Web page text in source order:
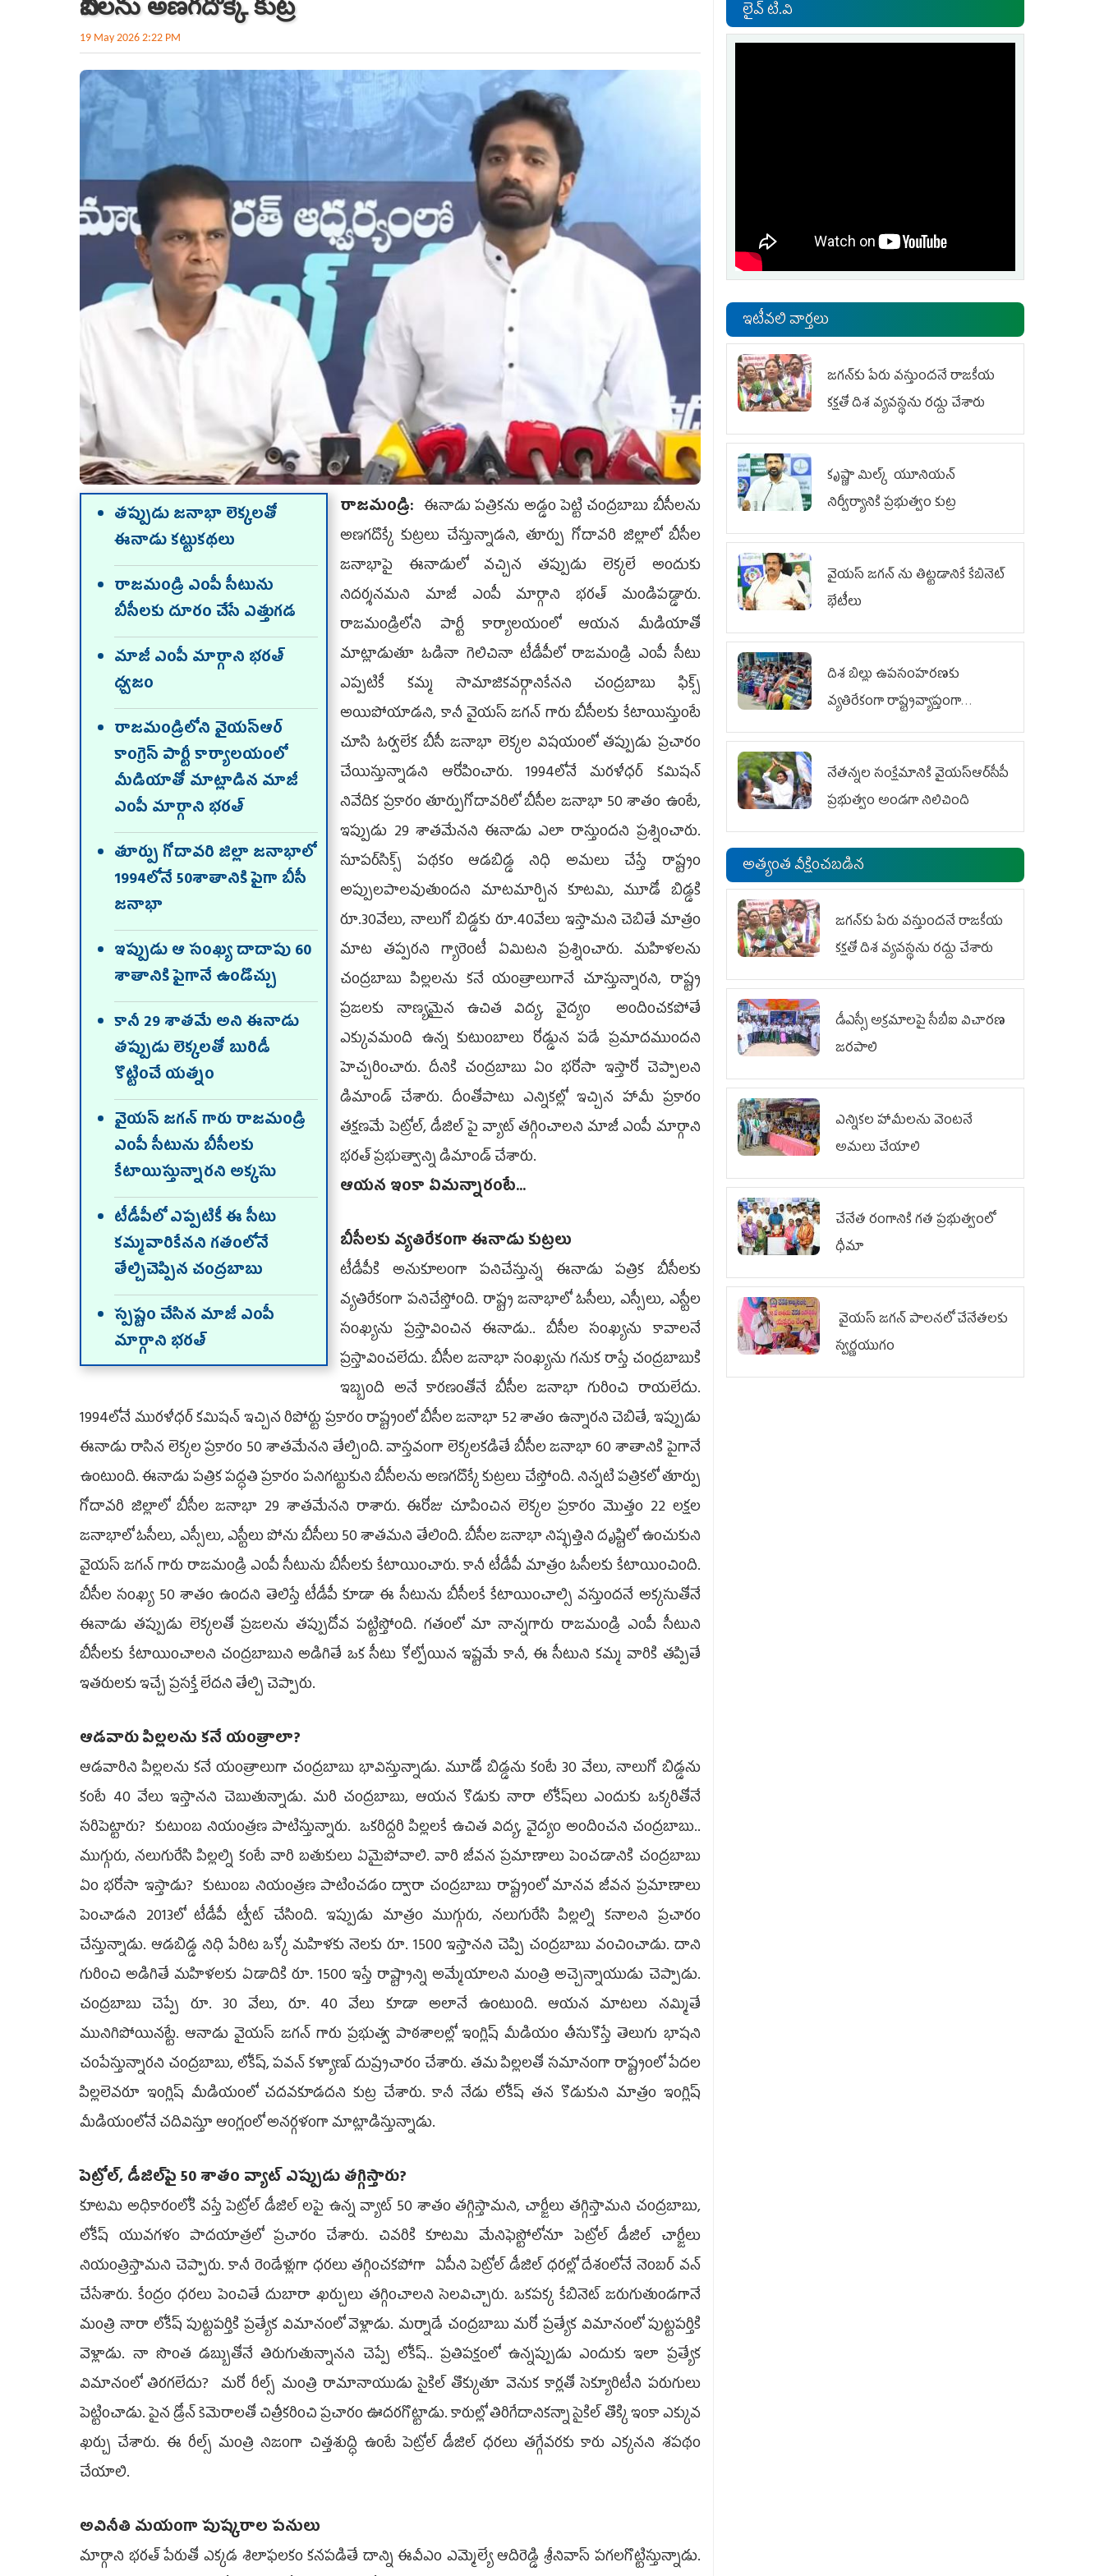
బీసీల‌ను అణ‌గదొక్కే కుట్ర‌
19 May 2026 2:22 PM
త‌ప్పుడు జ‌నాభా లెక్క‌ల‌తో
ఈనాడు క‌ట్టుక‌థ‌లు
రాజ‌మండ్రి ఎంపీ సీటును
బీసీల‌కు దూరం చేసే ఎత్తుగ‌డ‌
మాజీ ఎంపీ మార్గాని భ‌ర‌త్
ధ్వ‌జం
రాజ‌మండ్రిలోని వైయ‌స్ఆర్‌
కాంగ్రెస్ పార్టీ కార్యాల‌యంలో
మీడియాతో మాట్లాడిన మాజీ
ఎంపీ మార్గాని భ‌ర‌త్
తూర్పు గోదావ‌రి జిల్లా జనాభాలో
1994లోనే 50శాతానికి పైగా బీసీ
జ‌నాభా
ఇప్పుడు ఆ సంఖ్య దాదాపు 60
శాతానికి పైగానే ఉండొచ్చు
కానీ 29 శాత‌మే అని ఈనాడు
త‌ప్పుడు లెక్క‌ల‌తో బురిడీ
కొట్టించే య‌త్నం
వైయ‌స్ జ‌గ‌న్ గారు రాజ‌మండ్రి
ఎంపీ సీటును బీసీల‌కు
కేటాయిస్తున్నార‌ని అక్క‌సు
టీడీపీలో ఎప్ప‌టికీ ఈ సీటు
క‌మ్మ‌వారికేన‌ని గ‌తంలోనే
తేల్చిచెప్పిన చంద్ర‌బాబు
స్ప‌ష్టం చేసిన మాజీ ఎంపీ
మార్గాని భ‌ర‌త్
రాజ‌మండ్రి: ఈనాడు ప‌త్రిక‌ను అడ్డం పెట్టి చంద్ర‌బాబు బీసీల‌ను
అణ‌గదొక్కే కుట్ర‌లు చేస్తున్నాడ‌ని, తూర్పు గోదావ‌రి జిల్లాలో బీసీల
జ‌నాభాపై ఈనాడులో వ‌చ్చిన త‌ప్పుడు లెక్క‌లే అందుకు
నిద‌ర్శ‌న‌మ‌ని మాజీ ఎంపీ మార్గాని భ‌ర‌త్ మండిప‌డ్డారు.
రాజ‌మండ్రిలోని పార్టీ కార్యాల‌యంలో ఆయ‌న మీడియాతో
మాట్లాడుతూ ఓడినా గెలిచినా టీడీపీలో రాజ‌మండ్రి ఎంపీ సీటు
ఎప్ప‌టికీ క‌మ్మ సామాజిక‌వ‌ర్గానికేన‌ని చంద్ర‌బాబు ఫిక్స్
అయిపోయాడ‌ని, కానీ వైయ‌స్ జ‌గ‌న్ గారు బీసీల‌కు కేటాయిస్తుంటే
చూసి ఓర్వ‌లేక బీసీ జ‌నాభా లెక్క‌ల విష‌యంలో త‌ప్పుడు ప్ర‌చారం
చేయిస్తున్నాడ‌ని ఆరోపించారు. 1994లోనే మ‌రళీధ‌ర్ క‌మిష‌న్
నివేదిక ప్ర‌కారం తూర్పుగోదావ‌రిలో బీసీల జ‌నాభా 50 శాతం ఉంటే,
ఇప్పుడు 29 శాత‌మేన‌ని ఈనాడు ఎలా రాస్తుంద‌ని ప్ర‌శ్నించారు.
సూప‌ర్‌సిక్స్ ప‌థ‌కం ఆడ‌బిడ్డ నిధి అమ‌లు చేస్తే రాష్ట్రం
అప్పుల‌పాల‌వుతుంద‌ని మాట‌మార్చిన కూట‌మి, మూడో బిడ్డకి
రూ.30వేలు, నాలుగో బిడ్డ‌కు రూ.40వేలు ఇస్తామ‌ని చెబితే మాత్రం
మాట త‌ప్ప‌ర‌ని గ్యారెంటీ ఏమిట‌ని ప్ర‌శ్నించారు. మ‌హిళ‌ల‌ను
చంద్ర‌బాబు పిల్ల‌ల‌ను క‌నే యంత్రాలుగానే చూస్తున్నార‌ని, రాష్ట్ర
ప్ర‌జ‌ల‌కు నాణ్య‌మైన ఉచిత‌ విద్య‌, వైద్యం అందించ‌క‌పోతే
ఎక్కువ‌మంది ఉన్న కుటుంబాలు రోడ్డున పడే ప్ర‌మాద‌ముంద‌ని
హెచ్చ‌రించారు. దీనికి చంద్ర‌బాబు ఏం భ‌రోసా ఇస్తారో చెప్పాల‌ని
డిమాండ్ చేశారు. దీంతోపాటు ఎన్నిక‌ల్లో ఇచ్చిన హామీ ప్ర‌కారం
త‌క్ష‌ణ‌మే పెట్రోల్‌, డీజిల్ పై వ్యాట్ త‌గ్గించాల‌ని మాజీ ఎంపీ మార్గాని
భ‌ర‌త్ ప్ర‌భుత్వాన్ని డిమాండ్ చేశారు.
ఆయ‌న ఇంకా ఏమ‌న్నారంటే...
బీసీల‌కు వ్య‌తిరేకంగా ఈనాడు కుట్ర‌లు
టీడీపీకి అనుకూలంగా ప‌నిచేస్తున్న ఈనాడు ప‌త్రిక బీసీల‌కు
వ్య‌తిరేకంగా ప‌నిచేస్తోంది. రాష్ట్ర జ‌నాభాలో ఓసీలు, ఎస్సీలు, ఎస్టీల
సంఖ్య‌ను ప్ర‌స్తావించిన ఈనాడు.. బీసీల సంఖ్య‌ను కావాల‌నే
ప్ర‌స్తావించ‌లేదు. బీసీల జ‌నాభా సంఖ్య‌ను గ‌నుక రాస్తే చంద్ర‌బాబుకి
ఇబ్బంది అనే కార‌ణంతోనే బీసీల జ‌నాభా గురించి రాయ‌లేదు.
1994లోనే ముర‌ళీధ‌ర్ క‌మిష‌న్ ఇచ్చిన రిపోర్టు ప్ర‌కారం రాష్ట్రంలో బీసీల జ‌నాభా 52 శాతం ఉన్నార‌ని చెబితే, ఇప్పుడు
ఈనాడు రాసిన‌ లెక్క‌ల ప్ర‌కారం 50 శాత‌మేనని తేల్చింది. వాస్త‌వంగా లెక్క‌లక‌డితే బీసీల జ‌నాభా 60 శాతానికి పైగానే
ఉంటుంది. ఈనాడు పత్రిక ప‌ద్ధ‌తి ప్ర‌కారం ప‌నిగ‌ట్టుకుని బీసీల‌ను అణ‌గదొక్కే కుట్ర‌లు చేస్తోంది. నిన్న‌టి ప‌త్రిక‌లో తూర్పు
గోదావ‌రి జిల్లాలో బీసీల జ‌నాభా 29 శాత‌మేన‌ని రాశారు. ఈరోజు చూపించిన లెక్క‌ల ప్ర‌కారం మొత్తం 22 ల‌క్ష‌ల
జ‌నాభాలో ఓసీలు, ఎస్సీలు, ఎస్టీలు పోను బీసీలు 50 శాత‌మ‌ని తేలింది. బీసీల జ‌నాభా నిష్ఫ‌త్తిని దృష్టిలో ఉంచుకుని
వైయ‌స్ జ‌గ‌న్ గారు రాజ‌మండ్రి ఎంపీ సీటును బీసీల‌కు కేటాయించారు. కానీ టీడీపీ మాత్రం ఓసీల‌కు కేటాయించింది.
బీసీల సంఖ్య 50 శాతం ఉంద‌ని తెలిస్తే టీడీపీ కూడా ఈ సీటును బీసీల‌కే కేటాయించాల్సి వ‌స్తుంద‌నే అక్క‌సుతోనే
ఈనాడు త‌ప్పుడు లెక్క‌ల‌తో ప్ర‌జ‌ల‌ను త‌ప్పుదోవ ప‌ట్టిస్తోంది. గ‌తంలో మా నాన్నగారు రాజ‌మండ్రి ఎంపీ సీటుని
బీసీల‌కు కేటాయించాల‌ని చంద్ర‌బాబుని అడిగితే ఒక సీటు కోల్పోయిన ఇష్ట‌మే కానీ, ఈ సీటుని క‌మ్మ వారికి త‌ప్పితే
ఇత‌రుల‌కు ఇచ్చే ప్ర‌స‌క్తే లేద‌ని తేల్చి చెప్పారు.
ఆడ‌వారు పిల్ల‌ల‌ను క‌నే యంత్రాలా?
ఆడ‌వారిని పిల్ల‌ల‌ను కనే యంత్రాలుగా చంద్ర‌బాబు భావిస్తున్నాడు. మూడో బిడ్డ‌ను కంటే 30 వేలు, నాలుగో బిడ్డ‌ను
కంటే 40 వేలు ఇస్తాన‌ని చెబుతున్నాడు. మ‌రి చంద్ర‌బాబు, ఆయ‌న కొడుకు నారా లోకేష్‌లు ఎందుకు ఒక్క‌రితోనే
స‌రిపెట్టారు? కుటుంబ నియంత్ర‌ణ పాటిస్తున్నారు. ఒక‌రిద్ద‌రి పిల్ల‌ల‌కే ఉచిత విద్య‌, వైద్యం అందించ‌ని చంద్ర‌బాబు..
ముగ్గురు, న‌లుగురేసి పిల్ల‌ల్ని కంటే వారి బ‌తుకులు ఏమైపోవాలి. వారి జీవ‌న ప్ర‌మాణాలు పెంచ‌డానికి చంద్ర‌బాబు
ఏం భ‌రోసా ఇస్తాడు? కుటుంబ నియంత్ర‌ణ పాటించ‌డం ద్వారా చంద్ర‌బాబు రాష్ట్రంలో మాన‌వ జీవ‌న ప్ర‌మాణాలు
పెంచాడ‌ని 2013లో టీడీపీ ట్వీట్ చేసింది. ఇప్పుడు మాత్రం ముగ్గురు, న‌లుగురేసి పిల్ల‌ల్ని క‌నాల‌ని ప్ర‌చారం
చేస్తున్నాడు. ఆడబిడ్డ నిధి పేరిట ఒక్కో మ‌హిళ‌కు నెల‌కు రూ. 1500 ఇస్తాన‌ని చెప్పి చంద్ర‌బాబు వంచించాడు. దాని
గురించి అడిగితే మ‌హిళ‌ల‌కు ఏడాదికి రూ. 1500 ఇస్తే రాష్ట్రాన్ని అమ్మేయాల‌ని మంత్రి అచ్చెన్నాయుడు చెప్పాడు.
చంద్ర‌బాబు చెప్పే రూ. 30 వేలు, రూ. 40 వేలు కూడా అలానే ఉంటుంది. ఆయ‌న మాట‌లు న‌మ్మితే
మునిగిపోయిన‌ట్టే. ఆనాడు వైయ‌స్ జ‌గ‌న్ గారు ప్ర‌భుత్వ పాఠ‌శాల‌ల్లో ఇంగ్లిష్ మీడియం తీసుకొస్తే తెలుగు భాష‌ని
చంపేస్తున్నార‌ని చంద్ర‌బాబు, లోకేష్, ప‌వ‌న్ క‌ళ్యాణ్‌ దుష్ర్ప‌చారం చేశారు. త‌మ పిల్ల‌ల‌తో స‌మానంగా రాష్ట్రంలో పేద‌ల
పిల్ల‌లెవ‌రూ ఇంగ్లిష్ మీడియంలో చ‌ద‌వ‌కూడ‌ద‌ని కుట్ర చేశారు. కానీ నేడు లోకేష్ త‌న కొడుకుని మాత్రం ఇంగ్లిష్
మీడియంలోనే చ‌దివిస్తూ ఆంగ్లంలో అన‌ర్గ‌ళంగా మాట్లాడిస్తున్నాడు.
పెట్రోల్, డీజిల్‌పై 50 శాతం వ్యాట్ ఎప్పుడు త‌గ్గిస్తారు?
కూట‌మి అధికారంలోకి వ‌స్తే పెట్రోల్ డీజిల్ ల‌పై ఉన్న వ్యాట్ 50 శాతం త‌గ్గిస్తామ‌ని, చార్జీలు త‌గ్గిస్తామ‌ని చంద్ర‌బాబు,
లోకేష్ యువ‌గ‌ళం పాద‌యాత్ర‌లో ప్ర‌చారం చేశారు. చివ‌రికి కూట‌మి మేనిఫెస్టోలోనూ పెట్రోల్ డీజిల్ చార్జీలు
నియంత్రిస్తామ‌ని చెప్పారు. కానీ రెండేళ్లుగా ధ‌ర‌లు త‌గ్గించ‌క‌పోగా ఏపీని పెట్రోల్ డీజిల్ ధ‌ర‌ల్లో దేశంలోనే నెంబ‌ర్ వ‌న్
చేసేశారు. కేంద్రం ధ‌ర‌లు పెంచితే దుబారా ఖ‌ర్చులు త‌గ్గించాల‌ని సెల‌విచ్చారు. ఒక‌ప‌క్క కేబినెట్ జ‌రుగుతుండ‌గానే
మంత్రి నారా లోకేష్ పుట్ట‌ప‌ర్తికి ప్ర‌త్యేక విమానంలో వెళ్లాడు. మ‌ర్నాడే చంద్రబాబు మ‌రో ప్ర‌త్యేక విమానంలో పుట్ట‌ప‌ర్తికి
వెళ్లాడు. నా సొంత డ‌బ్బుతోనే తిరుగుతున్నాన‌ని చెప్పే లోకేష్‌.. ప్ర‌తిప‌క్షంలో ఉన్న‌ప్పుడు ఎందుకు ఇలా ప్ర‌త్యేక
విమానంలో తిర‌గ‌లేదు? మ‌రో రీల్స్ మంత్రి రామానాయుడు సైకిల్ తొక్కుతూ వెనుక కార్లతో సెక్యూరిటీని ప‌రుగులు
పెట్టించాడు. పైన డ్రోన్ కెమెరాల‌తో చిత్రీక‌రించి ప్రచారం ఊద‌ర‌గొట్టాడు. కారుల్లో తిరిగేదానిక‌న్నా సైకిల్ తొక్కి ఇంకా ఎక్కువ
ఖర్చు చేశారు. ఈ రీల్స్ మంత్రి నిజంగా చిత్త‌శుద్ధి ఉంటే పెట్రోల్ డీజిల్ ధ‌ర‌లు త‌గ్గేవ‌ర‌కు కారు ఎక్క‌న‌ని శ‌ప‌థం
చేయాలి.
అవినీతి మ‌యంగా పుష్క‌రాల ప‌నులు
మార్గాని భ‌ర‌త్ పేరుతో ఎక్క‌డ శిలాఫ‌ల‌కం క‌న‌ప‌డితే దాన్ని ఈవీఎం ఎమ్మెల్యే ఆదిరెడ్డి శ్రీనివాస్ ప‌గ‌ల‌గొట్టిస్తున్నాడు.
లైవ్ టి.వి
ఇటీవలి వార్తలు
జగన్‌కు పేరు వస్తుందనే రాజకీయ
కక్షతో దిశ వ్య‌వ‌స్థ‌ను రద్దు చేశారు
కృష్ణా మిల్క్‌ యూనియన్‌
నిర్వీర్యానికి ప్రభుత్వం కుట్ర
వైయ‌స్ జగన్‌ ను తిట్టడానికే కేబినెట్‌
భేటీలు
దిశ బిల్లు ఉపసంహరణకు
వ్యతిరేకంగా రాష్ట్రవ్యాప్తంగా
వైయ‌స్ఆర్‌సీపీ మహిళా విభాగం
నేతన్నల సంక్షేమానికి వైయ‌స్ఆర్‌సీపీ
ప్రభుత్వం అండగా నిలిచింది
అత్యంత వీక్షించబడిన
జగన్‌కు పేరు వస్తుందనే రాజకీయ
కక్షతో దిశ వ్య‌వ‌స్థ‌ను రద్దు చేశారు
డీఎస్సీ అక్రమాలపై సీబీఐ విచారణ
జరపాలి
ఎన్నికల హామీలను వెంటనే
అమలు చేయాలి
చేనేత రంగానికి గత ప్రభుత్వంలో
ధీమా
వైయ‌స్ జగన్ పాలనలో చేనేతలకు
స్వర్ణయుగం